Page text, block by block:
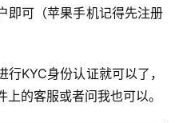
即可（苹果手机记得先注册
KYC身份认证就可以了，
的客服或者问我也可以。